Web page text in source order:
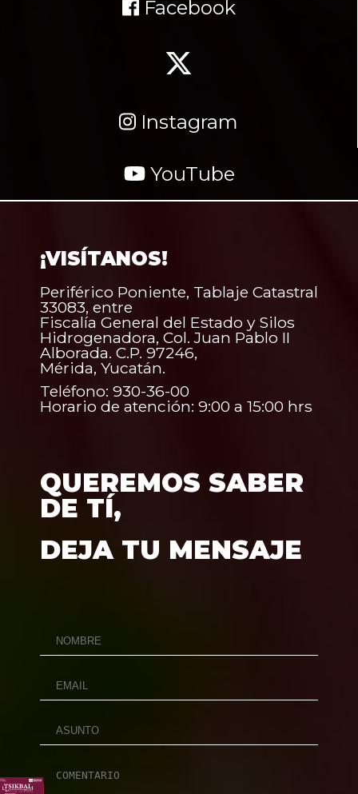
Facebook
Instagram
YouTube
¡VISÍTANOS!
Periférico Poniente, Tablaje Catastral
33083, entre
Fiscalía General del Estado y Silos
Hidrogenadora, Col. Juan Pablo II
Alborada. C.P. 97246,
Mérida, Yucatán.
Teléfono: 930-36-00
Horario de atención: 9:00 a 15:00 hrs
QUEREMOS SABER
DE TÍ,
DEJA TU MENSAJE